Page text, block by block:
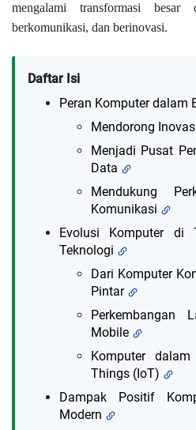
mengalami transformasi
berkomunikasi, dan berinovasi.
Daftar Isi
Peran Komputer dalam
Mendorong
Menjadi Pusat
Data
Mendukung
Komunikasi
Evolusi Komputer di
Teknologi
Dari Komputer
Pintar
Perkembangan
Mobile
Komputer
Things (IoT)
Dampak Positif
Modern